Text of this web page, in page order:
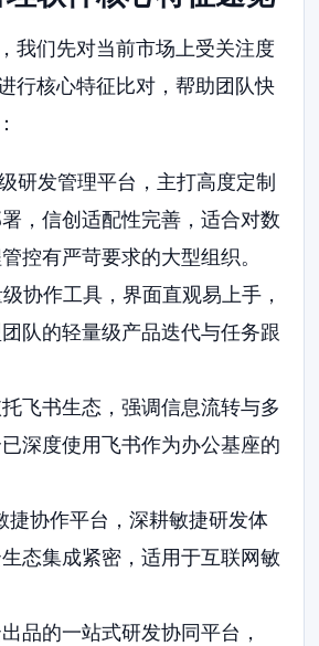
我们先对当前市场上受关注度
行核心特征比对，帮助团队快
研发管理平台，主打高度定制
，信创适配性完善，适合对数
控有严苛要求的大型组织。
协作工具，界面直观易上手，
队的轻量级产品迭代与任务跟
飞书生态，强调信息流转与多
深度使用飞书作为办公基座的
捷协作平台，深耕敏捷研发体
态集成紧密，适用于互联网敏
品的一站式研发协同平台，